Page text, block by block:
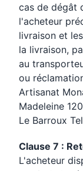
cas de dégât
l'acheteur
livraison et
la livraison,
au
ou
Artisanat
Madeleine
Le Barroux
Clause 7 :
L'acheteur